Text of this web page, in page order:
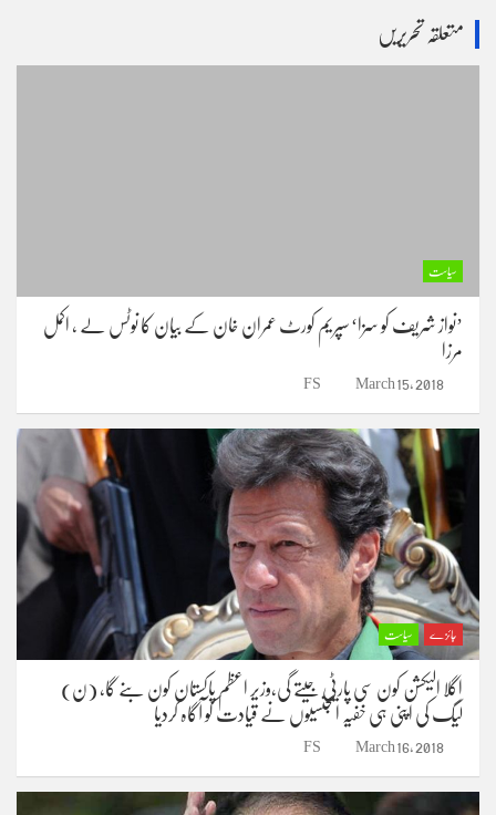
متعلقہ تحریریں
سیاست
’نواز شریف کو سزا‘ سپریم کورٹ عمران خان کے بیان کا نوٹس لے ، اکمل
مرزا
March 15, 2018
FS
جائزے سیاست
اگلا الیکشن کون سی پارٹی جیتے گی،وزیر اعظم پاکستان کون بنے گا، (ن)
لیگ کی اپنی ہی خفیہ ایجنسیوں نے قیادت کو آگاہ کردیا
March 16, 2018
FS